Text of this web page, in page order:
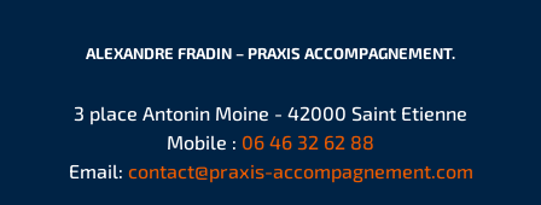
ALEXANDRE FRADIN – PRAXIS ACCOMPAGNEMENT.
3 place Antonin Moine - 42000 Saint Etienne
Mobile : 06 46 32 62 88
Email: contact@praxis-accompagnement.com